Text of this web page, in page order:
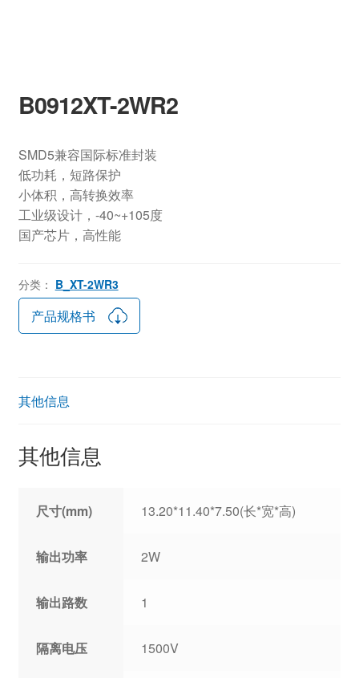
B0912XT-2WR2
SMD5兼容国际标准封装
低功耗，短路保护
小体积，高转换效率
工业级设计，-40~+105度
国产芯片，高性能
分类： B_XT-2WR3
产品规格书
其他信息
其他信息
尺寸(mm) 13.20*11.40*7.50(长*宽*高)
输出功率 2W
输出路数 1
隔离电压 1500V